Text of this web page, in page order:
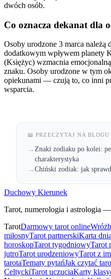
dwóch osób.
Co oznacza dekanat dla
Osoby urodzone 3 marca należą
dodatkowym wpływem planety
(Księżyc) wzmacnia
znaku. Osoby urodzone w tym
opiekunami — czują to, co inni
wsparcia.
📖 PRZECZYTAJ NA BLOGU
→Znaki zodiaku po kolei:
charakterystyka
→Chiński zodiak: jak
Duchowy Kierunek
Tarot, numerologia i astrologia
TarotDarmowy tarot online
miłosnyTarot partnerskiKarta dnia
horoskopTarot tygodniowyTarot
jutroTarot urodzeniowyTarot z
tarotaTematy pytańJak czytać
CeltyckiTarot uczuciaKarty